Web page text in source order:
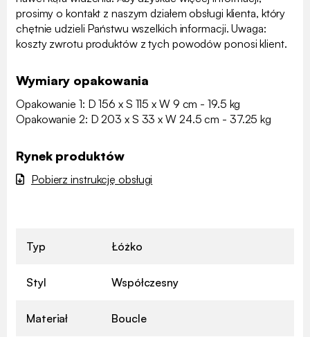
prosimy o kontakt z naszym działem obsługi klienta, który
chętnie udzieli Państwu wszelkich informacji. Uwaga:
koszty zwrotu produktów z tych powodów ponosi klient.
Wymiary opakowania
Opakowanie 1: D 156 x S 115 x W 9 cm - 19.5 kg
Opakowanie 2: D 203 x S 33 x W 24.5 cm - 37.25 kg
Rynek produktów
Pobierz instrukcję obsługi
Typ Łóżko
Styl Współczesny
Materiał Boucle